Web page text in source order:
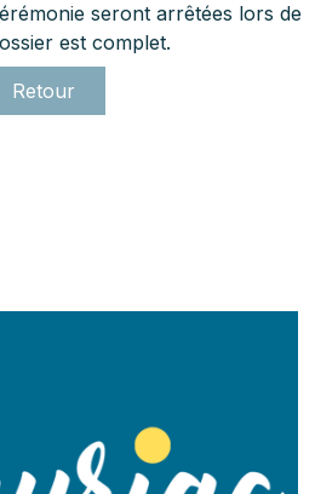
seront arrêtées lors de
est complet.
Retour